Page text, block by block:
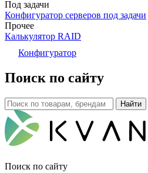
Под задачи
Конфигуратор серверов под задачи
Прочее
Калькулятор RAID
Конфигуратор
Поиск по сайту
Поиск по сайту